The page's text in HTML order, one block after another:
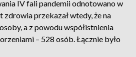
IV fali pandemii odnotowano w
zdrowia przekazał wtedy, że na
a z powodu współistnienia
– 528 osób. Łącznie było